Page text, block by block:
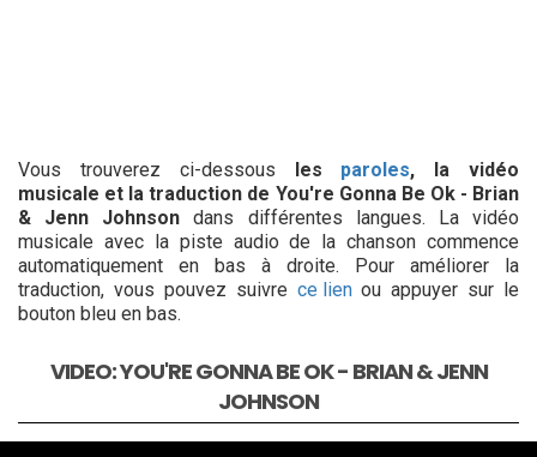
Vous trouverez ci-dessous les paroles, la vidéo
musicale et la traduction de You're Gonna Be Ok - Brian
& Jenn Johnsondans différentes langues. La vidéo
musicale avec la piste audio de la chanson commence
automatiquement en bas à droite. Pour améliorer la
traduction, vous pouvez suivre ce lienou appuyer sur le
bouton bleu en bas.
VIDEO: YOU'RE GONNA BE OK - BRIAN & JENN
JOHNSON